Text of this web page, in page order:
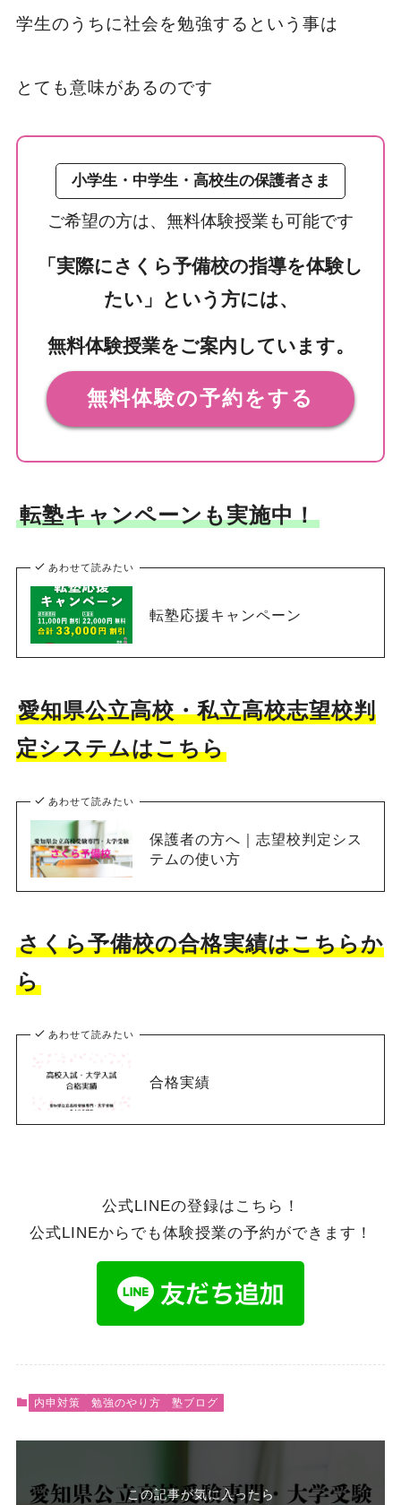
学生のうちに社会を勉強するという事は
とても意味があるのです
小学生・中学生・高校生の保護者さま
ご希望の方は、無料体験授業も可能です
「実際にさくら予備校の指導を体験し
たい」という方には、
無料体験授業をご案内しています。
無料体験の予約をする
転塾キャンペーンも実施中！
あわせて読みたい
転塾応援キャンペーン
愛知県公立高校・私立高校志望校判
定システムはこちら
あわせて読みたい
保護者の方へ｜志望校判定シス
テムの使い方
さくら予備校の合格実績はこちらか
ら
あわせて読みたい
合格実績
公式LINEの登録はこちら！
公式LINEからでも体験授業の予約ができます！
内申対策 勉強のやり方 塾ブログ
この記事が気に入ったら